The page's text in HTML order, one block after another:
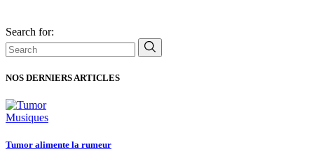
Search for:
NOS DERNIERS ARTICLES
Musiques
Tumor alimente la rumeur